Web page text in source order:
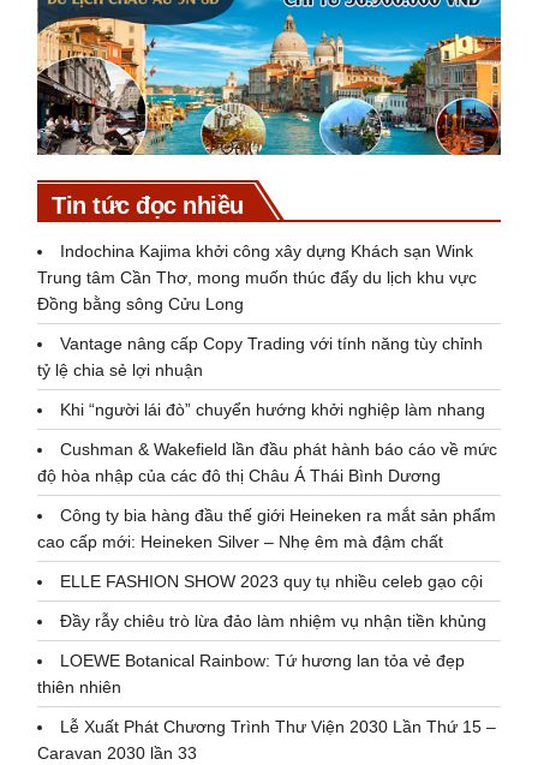
Tin tức đọc nhiều
Indochina Kajima khởi công xây dựng Khách sạn Wink
Trung tâm Cần Thơ, mong muốn thúc đẩy du lịch khu vực
Đồng bằng sông Cửu Long
Vantage nâng cấp Copy Trading với tính năng tùy chỉnh
tỷ lệ chia sẻ lợi nhuận
Khi “người lái đò” chuyển hướng khởi nghiệp làm nhang
Cushman & Wakefield lần đầu phát hành báo cáo về mức
độ hòa nhập của các đô thị Châu Á Thái Bình Dương
Công ty bia hàng đầu thế giới Heineken ra mắt sản phẩm
cao cấp mới: Heineken Silver – Nhẹ êm mà đậm chất
ELLE FASHION SHOW 2023 quy tụ nhiều celeb gạo cội
Đầy rẫy chiêu trò lừa đảo làm nhiệm vụ nhận tiền khủng
LOEWE Botanical Rainbow: Tứ hương lan tỏa vẻ đẹp
thiên nhiên
Lễ Xuất Phát Chương Trình Thư Viện 2030 Lần Thứ 15 –
Caravan 2030 lần 33